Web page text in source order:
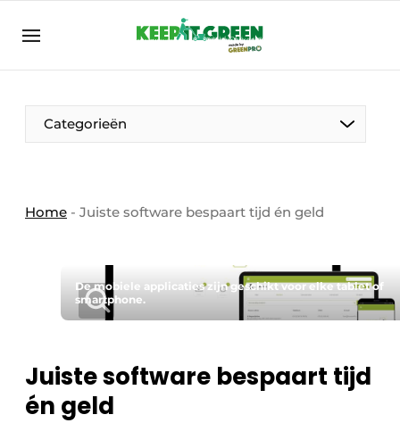
NL ENG FR
Categorieën
Home - Juiste software bespaart tijd én geld
De mobiele applicaties zijn geschikt voor elke tablet of
smartphone.
Juiste software bespaart tijd
én geld